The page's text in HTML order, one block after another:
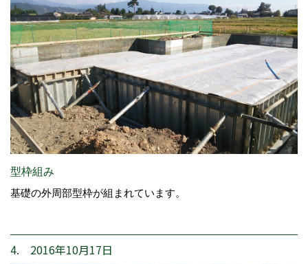
型枠組み
基礎の外周部型枠が組まれています。
4. 2016年10月17日